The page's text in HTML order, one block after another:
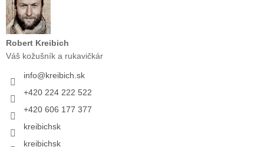
Robert Kreibich
Váš kožušník a rukavičkár
info@kreibich.sk
+420 224 222 522
+420 606 177 377
kreibichsk
kreibichsk